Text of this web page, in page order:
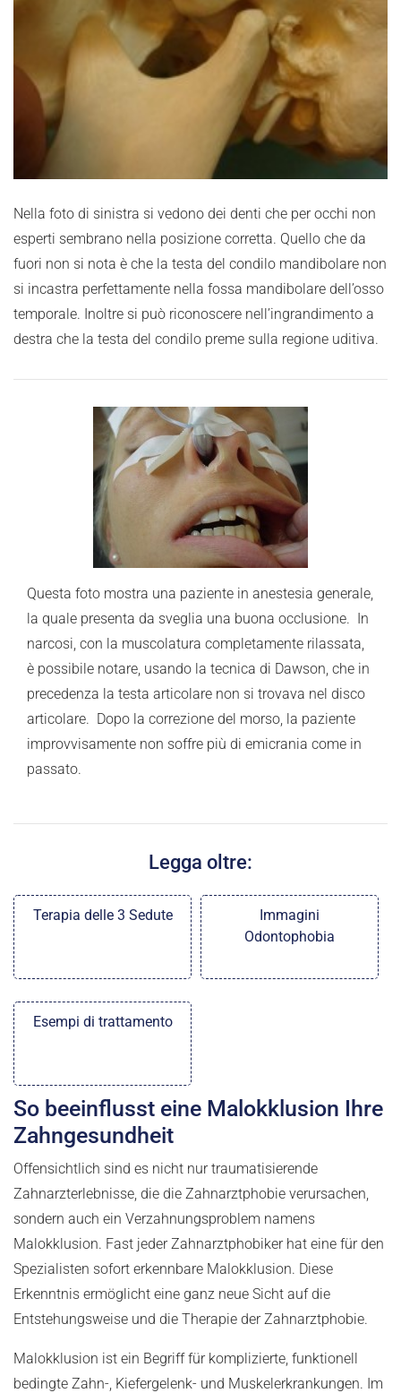
Nella foto di sinistra si vedono dei denti che per occhi non
esperti sembrano nella posizione corretta. Quello che da
fuori non si nota è che la testa del condilo mandibolare non
si incastra perfettamente nella fossa mandibolare dell’osso
temporale. Inoltre si può riconoscere nell’ingrandimento a
destra che la testa del condilo preme sulla regione uditiva.
Questa foto mostra una paziente in anestesia generale,
la quale presenta da sveglia una buona occlusione. In
narcosi, con la muscolatura completamente rilassata,
è possibile notare, usando la tecnica di Dawson, che in
precedenza la testa articolare non si trovava nel disco
articolare. Dopo la correzione del morso, la paziente
improvvisamente non soffre più di emicrania come in
passato.
Legga oltre:
Terapia delle 3 Sedute
Immagini
Odontophobia
Esempi di trattamento
So beeinflusst eine Malokklusion Ihre
Zahngesundheit
Offensichtlich sind es nicht nur traumatisierende
Zahnarzterlebnisse, die die Zahnarztphobie verursachen,
sondern auch ein Verzahnungsproblem namens
Malokklusion. Fast jeder Zahnarztphobiker hat eine für den
Spezialisten sofort erkennbare Malokklusion. Diese
Erkenntnis ermöglicht eine ganz neue Sicht auf die
Entstehungsweise und die Therapie der Zahnarztphobie.
Malokklusion ist ein Begriff für komplizierte, funktionell
bedingte Zahn-, Kiefergelenk- und Muskelerkrankungen. Im